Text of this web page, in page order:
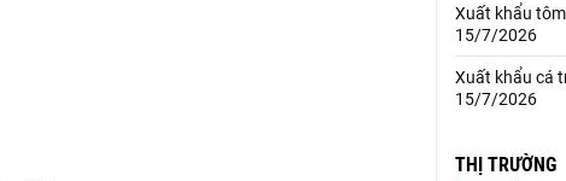
Xuất khẩu
15/7/2026
Xuất khẩu cá
15/7/2026
THỊ TRƯỜNG